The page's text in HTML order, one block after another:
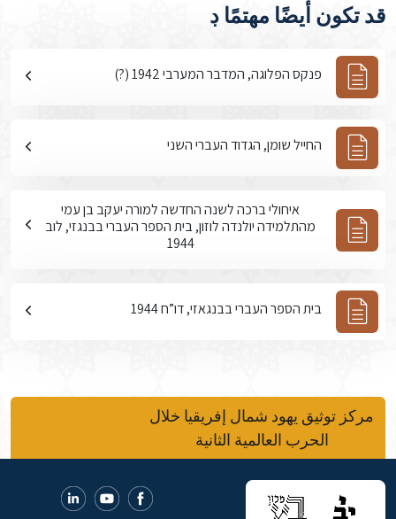
قد تكون أيضًا مهتمًا ڊ
פנקס הפלוגה, המדבר המערבי 1942 (?)
החייל שומן, הגדוד העברי השני
איחולי ברכה לשנה החדשה למורה יעקב בן עמי
מהתלמידה יולנדה לוזון, בית הספר העברי בבנגזי, לוב
1944
בית הספר העברי בבנגאזי, דו”ח 1944
مركز توثيق يهود شمال إفريقيا خلال
الحرب العالمية الثانية